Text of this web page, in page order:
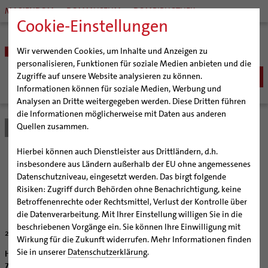
Cookie-Einstellungen
Wir verwenden Cookies, um Inhalte und Anzeigen zu
personalisieren, Funktionen für soziale Medien anbieten und die
Zugriffe auf unsere Website analysieren zu können.
Informationen können für soziale Medien, Werbung und
Analysen an Dritte weitergegeben werden. Diese Dritten führen
die Informationen möglicherweise mit Daten aus anderen
Quellen zusammen.
Hierbei können auch Dienstleister aus Drittländern, d.h.
insbesondere aus Ländern außerhalb der EU ohne angemessenes
Datenschutzniveau, eingesetzt werden. Das birgt folgende
Risiken: Zugriff durch Behörden ohne Benachrichtigung, keine
Betroffenenrechte oder Rechtsmittel, Verlust der Kontrolle über
die Datenverarbeitung. Mit Ihrer Einstellung willigen Sie in die
beschriebenen Vorgänge ein. Sie können Ihre Einwilligung mit
Wirkung für die Zukunft widerrufen. Mehr Informationen finden
Sie in unserer Datenschutzerklärung.
MARIENDOM DOMMUSEUM DOMBIBLIOTHEK
BISTUM
Bischöfe
Weihbischof Dr. Martin Marahrens
Bischof em. Norbert Trelle
Weihbischof em. Bongartz
Weihbischof em. Schwerdtfeger
Weihbischof em. Koitz
Bischof em. Dr. Wüstenberg
Generalvikariat
Gremien
Diözesangericht
Gemeindegremien
Pfarrgemeinden
Hildesheimer Dom
Virtueller Rundgang durch den Dom
Tausendjähriger Rosenstock
Die Hildesheimer Dommusik
Wallfahrten | Pilgern
Termine Wallfahrten und Pilgern
Jakobswege im Bistum Hildesheim
Veranstaltungen
Strategieprozess
Jugend
Bistum Hildesheim
Kinder singen für Kinder
Sternsingeraktion 2003 hat im Bistum begonnen
24.12.2002
Hildesheim (bph) Unter dem Motto "dar un hogar – Kindern ein